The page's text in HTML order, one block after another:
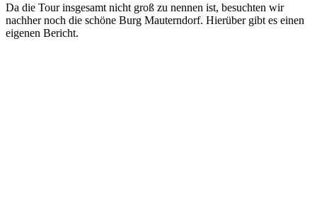
Da die Tour insgesamt nicht groß zu nennen ist, besuchten wir
nachher noch die schöne Burg Mauterndorf. Hierüber gibt es einen
eigenen Bericht.